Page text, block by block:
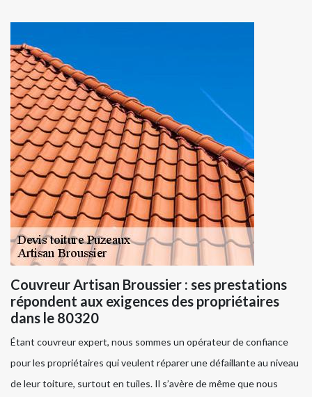
Couvreur Artisan Broussier : ses prestations
répondent aux exigences des propriétaires
dans le 80320
Étant couvreur expert, nous sommes un opérateur de confiance
pour les propriétaires qui veulent réparer une défaillante au niveau
de leur toiture, surtout en tuiles. Il s’avère de même que nous